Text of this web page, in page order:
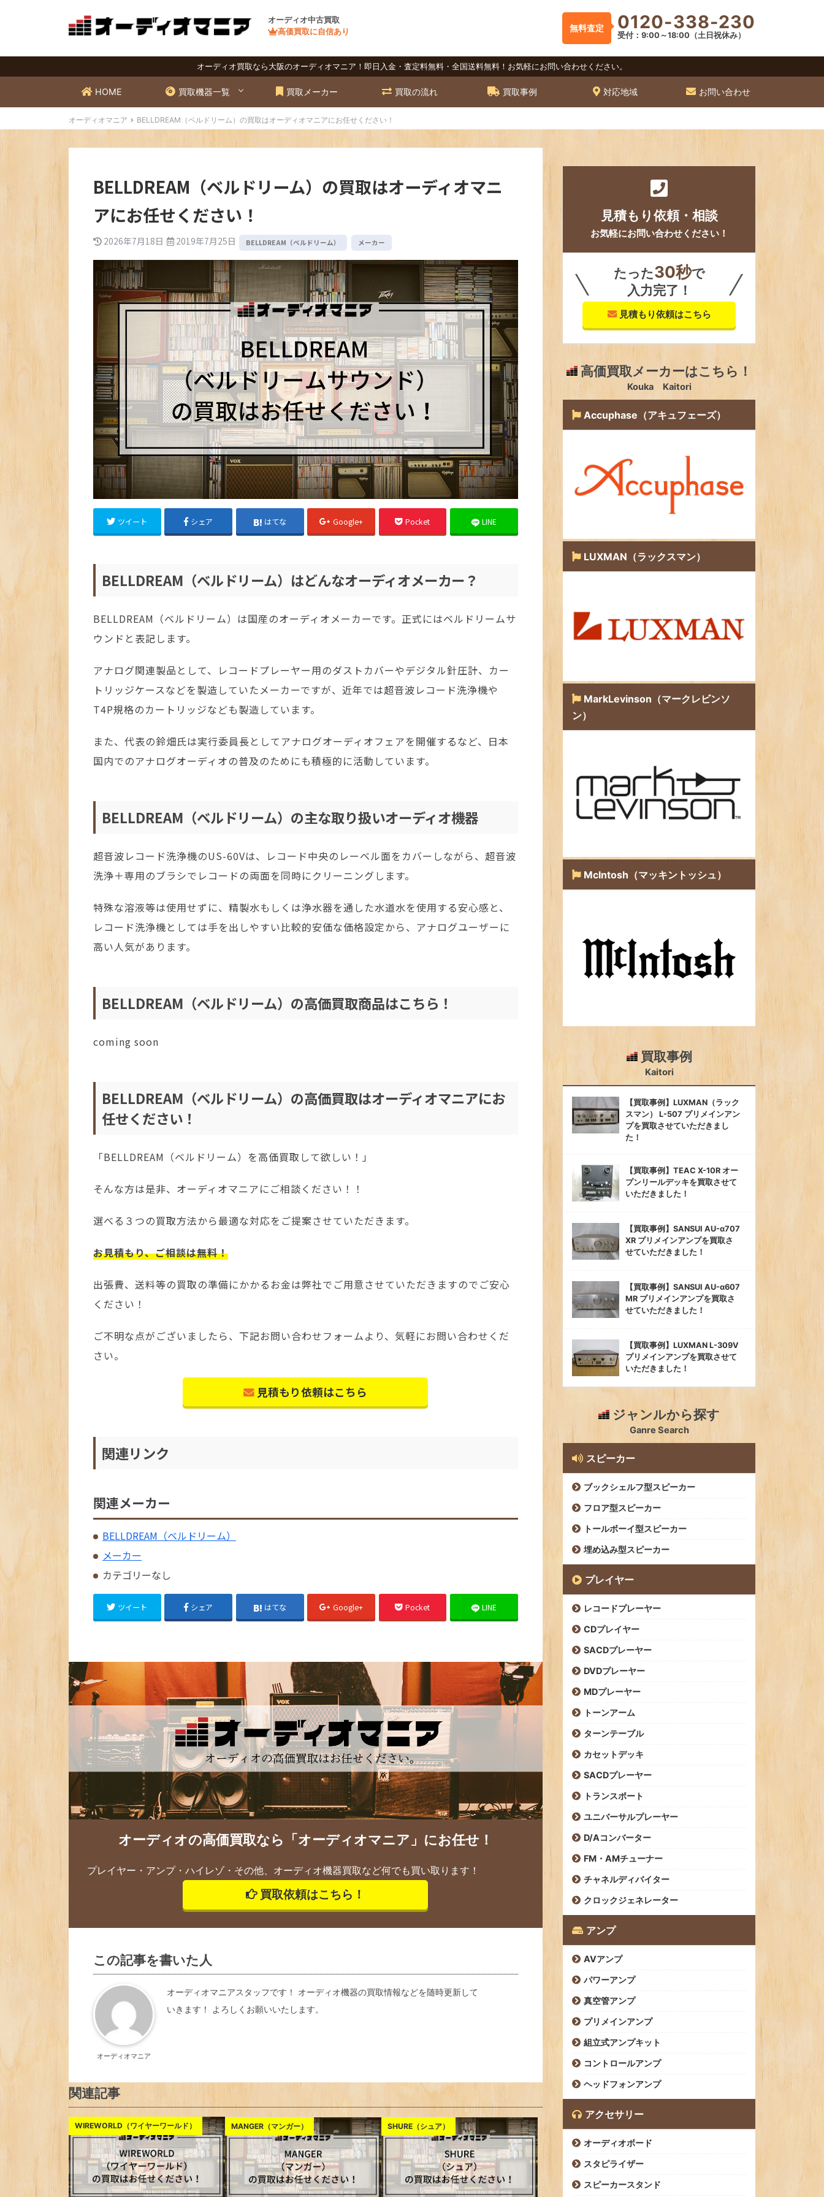
オーディオ中古買取
高価買取に自信あり
無料査定 0120-338-230
受付：9:00～18:00（土日祝休み）
オーディオ買取なら大阪のオーディオマニア！即日入金・査定料無料・全国送料無料！お気軽にお問い合わせください。
HOME 買取機器一覧 買取メーカー 買取の流れ 買取事例 対応地域 お問い合わせ
オーディオマニア BELLDREAM（ベルドリーム）の買取はオーディオマニアにお任せください！
BELLDREAM（ベルドリーム）の買取はオーディオマニ
アにお任せください！
2026年7月18日 2019年7月25日 BELLDREAM（ベルドリーム） メーカー
ツイート シェア はてな Google+ Pocket LINE
BELLDREAM（ベルドリーム）はどんなオーディオメーカー？
BELLDREAM（ベルドリーム）は国産のオーディオメーカーです。正式にはベルドリームサ
ウンドと表記します。
アナログ関連製品として、レコードプレーヤー用のダストカバーやデジタル針圧計、カー
トリッジケースなどを製造していたメーカーですが、近年では超音波レコード洗浄機や
T4P規格のカートリッジなども製造しています。
また、代表の鈴畑氏は実行委員長としてアナログオーディオフェアを開催するなど、日本
国内でのアナログオーディオの普及のためにも積極的に活動しています。
BELLDREAM（ベルドリーム）の主な取り扱いオーディオ機器
超音波レコード洗浄機のUS-60Vは、レコード中央のレーベル面をカバーしながら、超音波
洗浄＋専用のブラシでレコードの両面を同時にクリーニングします。
特殊な溶液等は使用せずに、精製水もしくは浄水器を通した水道水を使用する安心感と、
レコード洗浄機としては手を出しやすい比較的安価な価格設定から、アナログユーザーに
高い人気があります。
BELLDREAM（ベルドリーム）の高価買取商品はこちら！
coming soon
BELLDREAM（ベルドリーム）の高価買取はオーディオマニアにお
任せください！
「BELLDREAM（ベルドリーム）を高価買取して欲しい！」
そんな方は是非、オーディオマニアにご相談ください！！
選べる３つの買取方法から最適な対応をご提案させていただきます。
お見積もり、ご相談は無料！
出張費、送料等の買取の準備にかかるお金は弊社でご用意させていただきますのでご安心
ください！
ご不明な点がございましたら、下記お問い合わせフォームより、気軽にお問い合わせくだ
さい。
見積もり依頼はこちら
関連リンク
関連メーカー
BELLDREAM（ベルドリーム）
メーカー
カテゴリーなし
ツイート シェア はてな Google+ Pocket LINE
オーディオの高価買取なら「オーディオマニア」にお任せ！
プレイヤー・アンプ・ハイレゾ・その他、オーディオ機器買取など何でも買い取ります！
買取依頼はこちら！
この記事を書いた人
オーディオマニア
オーディオマニアスタッフです！ オーディオ機器の買取情報などを随時更新して
いきます！ よろしくお願いいたします。
関連記事
WIREWORLD（ワイヤーワールド） MANGER（マンガー） SHURE（シュア）
見積もり依頼・相談
お気軽にお問い合わせください！
たった30秒で
入力完了！
見積もり依頼はこちら
高価買取メーカーはこちら！
Kouka Kaitori
Accuphase（アキュフェーズ）
LUXMAN（ラックスマン）
MarkLevinson（マークレビンソ
ン）
McIntosh（マッキントッシュ）
買取事例
Kaitori
【買取事例】LUXMAN（ラック
スマン） L-507 プリメインアン
プを買取させていただきまし
た！
【買取事例】TEAC X-10R オー
プンリールデッキを買取させて
いただきました！
【買取事例】SANSUI AU-α707
XR プリメインアンプを買取さ
せていただきました！
【買取事例】SANSUI AU-α607
MR プリメインアンプを買取さ
せていただきました！
【買取事例】LUXMAN L-309V
プリメインアンプを買取させて
いただきました！
ジャンルから探す
Ganre Search
スピーカー
ブックシェルフ型スピーカー
フロア型スピーカー
トールボーイ型スピーカー
埋め込み型スピーカー
プレイヤー
レコードプレーヤー
CDプレイヤー
SACDプレーヤー
DVDプレーヤー
MDプレーヤー
トーンアーム
ターンテーブル
カセットデッキ
SACDプレーヤー
トランスポート
ユニバーサルプレーヤー
D/Aコンバーター
FM・AMチューナー
チャネルディバイター
クロックジェネレーター
アンプ
AVアンプ
パワーアンプ
真空管アンプ
プリメインアンプ
組立式アンプキット
コントロールアンプ
ヘッドフォンアンプ
アクセサリー
オーディオボード
スタピライザー
スピーカースタンド